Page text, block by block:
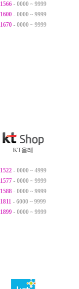
1566- 0000 ~ 9999
1600- 0000 ~ 9999
1670- 0000 ~ 9999
KT올레
1522- 0000 ~ 4999
1577- 0000 ~ 9999
1588- 0000 ~ 9999
1811 - 6000 ~ 9999
1899- 0000 ~ 9999